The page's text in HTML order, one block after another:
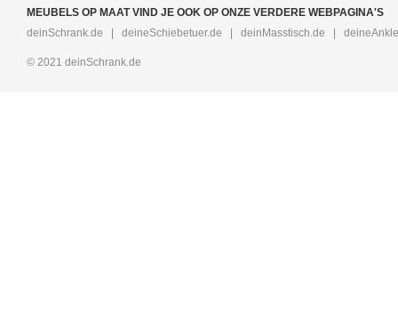
MEUBELS OP MAAT VIND JE OOK OP ONZE VERDERE WEBPAGINA'S
deinSchrank.de | deineSchiebetuer.de | deinMasstisch.de |
© 2021 deinSchrank.de